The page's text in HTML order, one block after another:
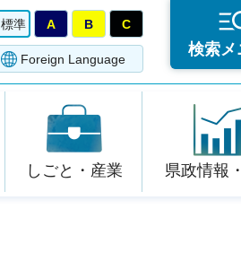
標準 A B C
Foreign Language
検索メ
しごと・産業 県政情報